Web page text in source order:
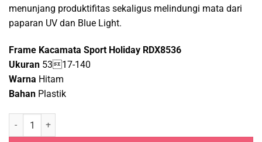
menunjang produktifitas sekaligus melindungi mata dari
paparan UV dan Blue Light.
Frame Kacamata Sport Holiday RDX8536
Ukuran 5317-140
Warna Hitam
Bahan Plastik
Frame Kacamata Sport Holiday RDX8536 quantity